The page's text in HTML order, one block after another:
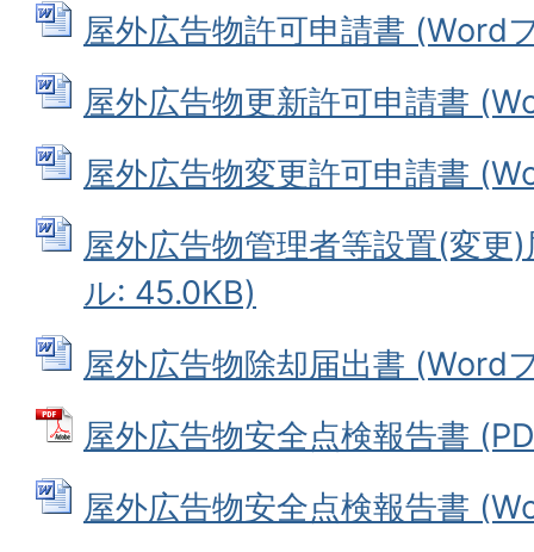
屋外広告物許可申請書 (Word
屋外広告物更新許可申請書
屋外広告物変更許可申請書
屋外広告物管理者等設置(変
ル: 45.0KB)
屋外広告物除却届出書 (Word
屋外広告物安全点検報告書
屋外広告物安全点検報告書